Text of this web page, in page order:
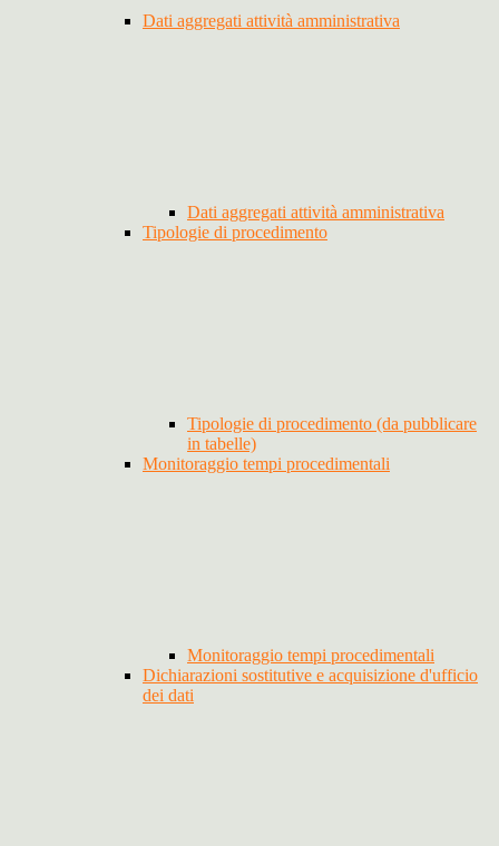
Dati aggregati attività amministrativa
Dati aggregati attività amministrativa
Tipologie di procedimento
Tipologie di procedimento (da pubblicare
in tabelle)
Monitoraggio tempi procedimentali
Monitoraggio tempi procedimentali
Dichiarazioni sostitutive e acquisizione d'ufficio
dei dati